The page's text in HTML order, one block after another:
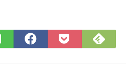
LINE
で
Facebook
で
Pocket
に
で